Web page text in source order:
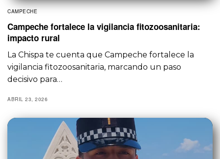
CAMPECHE
Campeche fortalece la vigilancia fitozoosanitaria:
impacto rural
La Chispa te cuenta que Campeche fortalece la
vigilancia fitozoosanitaria, marcando un paso
decisivo para…
ABRIL 23, 2026